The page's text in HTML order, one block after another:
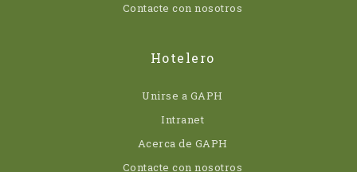
Contacte con nosotros
Hotelero
Unirse a GAPH
Intranet
Acerca de GAPH
Contacte con nosotros